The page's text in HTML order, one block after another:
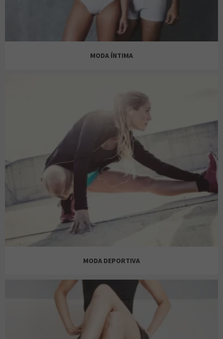
ZARA
MODA ÍNTIMA
CALZEDONIA
INTIMISSIMI
MODA DEPORTIVA